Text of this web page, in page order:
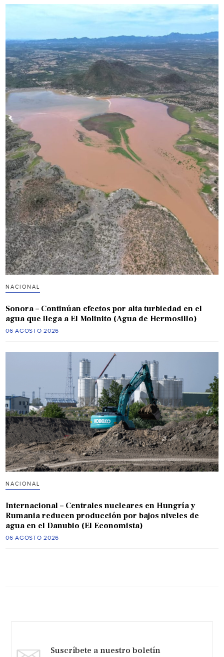
NACIONAL
Sonora – Continúan efectos por alta turbiedad en el
agua que llega a El Molinito (Agua de Hermosillo)
06 AGOSTO 2026
NACIONAL
Internacional – Centrales nucleares en Hungría y
Rumania reducen producción por bajos niveles de
agua en el Danubio (El Economista)
06 AGOSTO 2026
Suscríbete a nuestro boletín